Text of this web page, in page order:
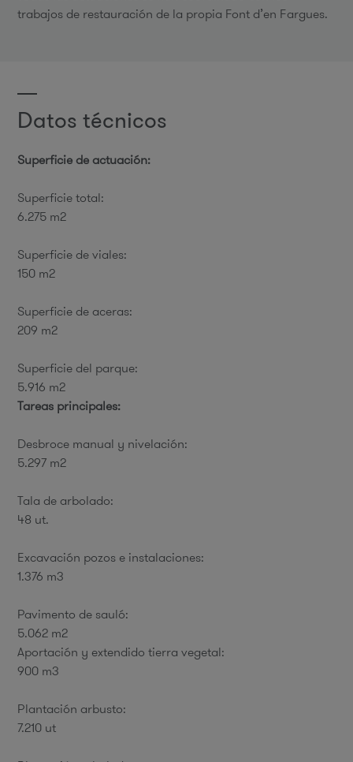
trabajos de restauración de la propia Font d’en Fargues.
Datos técnicos
Superficie de actuación:
Superficie total:
6.275 m2
Superficie de viales:
150 m2
Superficie de aceras:
209 m2
Superficie del parque:
5.916 m2
Tareas principales:
Desbroce manual y nivelación:
5.297 m2
Tala de arbolado:
48 ut.
Excavación pozos e instalaciones:
1.376 m3
Pavimento de sauló:
5.062 m2
Aportación y extendido tierra vegetal:
900 m3
Plantación arbusto:
7.210 ut